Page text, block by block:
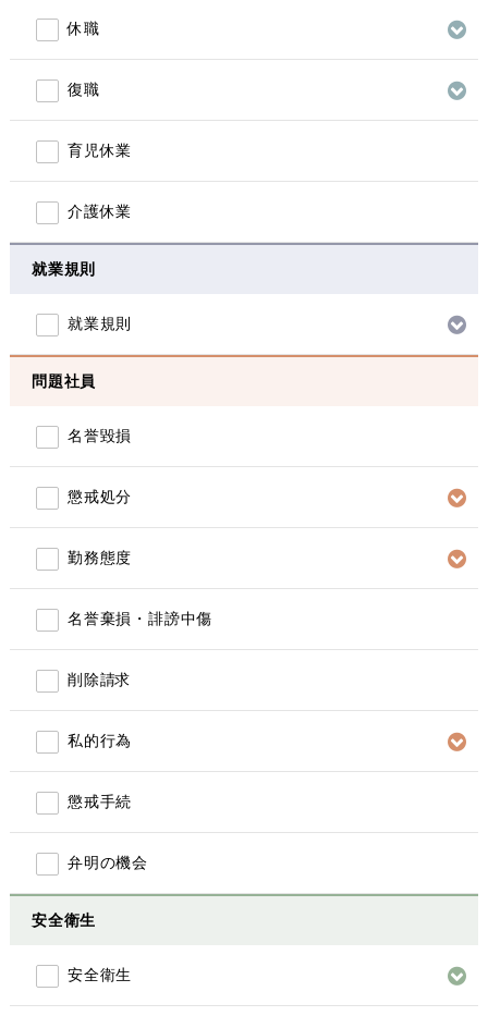
休職
復職
育児休業
介護休業
就業規則
就業規則
問題社員
名誉毀損
懲戒処分
勤務態度
名誉棄損・誹謗中傷
削除請求
私的行為
懲戒手続
弁明の機会
安全衛生
安全衛生